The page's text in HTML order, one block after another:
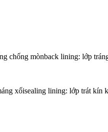
chống mònback lining: lớp
xốisealing lining: lớp trát kín